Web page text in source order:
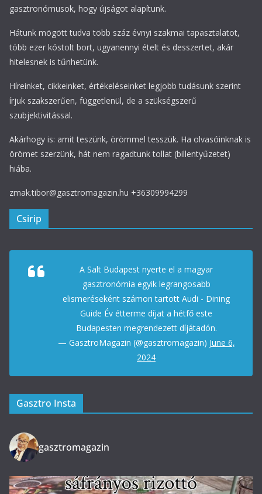
gasztronómusok, hogy újságot alapítunk.
Hátunk mögött tudva több száz évnyi szakmai tapasztalatot,
több ezer kóstolt bort, ugyanennyi ételt és desszertet, akár
hitelesnek is tűnhetünk.
Híreinket, cikkeinket, értékeléseinket legjobb tudásunk szerint
írjuk szakszerűen, függetlenül, de a szükségszerű
szubjektivitással.
Akárhogy is: amit teszünk, örömmel tesszük. Ha olvasóinknak is
örömet szerzünk, hát nem ragadtunk tollat (billentyűzetet)
hiába.
zmak.tibor@gasztromagazin.hu +36309994299
Csirip
A Salt Budapest nyerte el a magyar
gasztronómia egyik legrangosabb
elismeréseként számon tartott Audi - Dining
Guide Év étterme díjat a hétfő este
Budapesten megrendezett díjátadón.
— GasztroMagazin (@gasztromagazin) June 6,
2024
Gasztro Insta
gasztromagazin